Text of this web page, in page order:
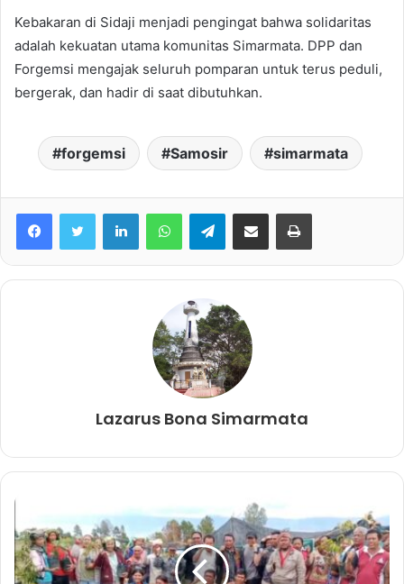
Kebakaran di Sidaji menjadi pengingat bahwa solidaritas
adalah kekuatan utama komunitas Simarmata. DPP dan
Forgemsi mengajak seluruh pomparan untuk terus peduli,
bergerak, dan hadir di saat dibutuhkan.
forgemsi Samosir simarmata
FacebookTwitter LinkedInWhatsAppTelegramshare melalui email Print
Lazarus Bona Simarmata